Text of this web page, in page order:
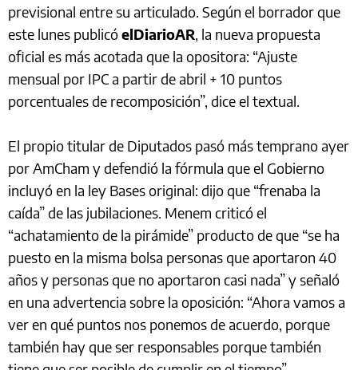
previsional entre su articulado. Según el borrador que
este lunes publicóelDiarioAR, la nueva propuesta
oficial es más acotada que la opositora: “Ajuste
mensual por IPC a partir de abril + 10 puntos
porcentuales de recomposición”, dice el textual.
El propio titular de Diputados pasó más temprano ayer
por AmCham y defendió la fórmula que el Gobierno
incluyó en la ley Bases original: dijo que “frenaba la
caída” de las jubilaciones. Menem criticó el
“achatamiento de la pirámide” producto de que “se ha
puesto en la misma bolsa personas que aportaron 40
años y personas que no aportaron casi nada” y señaló
en una advertencia sobre la oposición: “Ahora vamos a
ver en qué puntos nos ponemos de acuerdo, porque
también hay que ser responsables porque también